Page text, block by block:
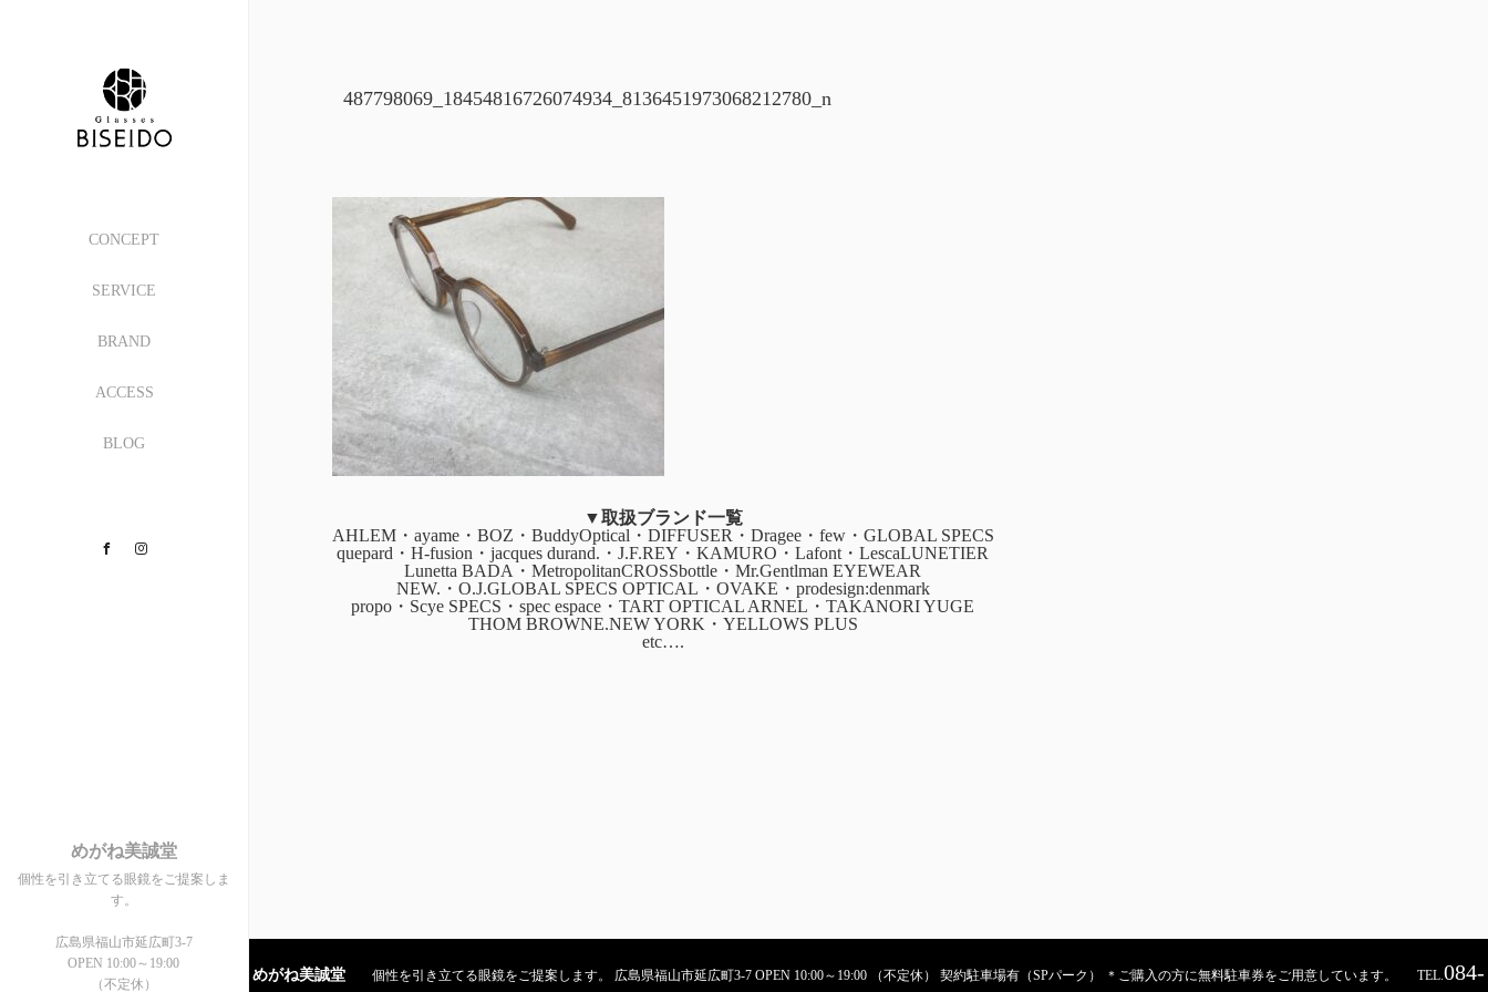
CONCEPT
SERVICE
BRAND
ACCESS
BLOG
Facebook
めがね美誠堂
個性を引き立てる眼鏡をご提案しま
す。
広島県福山市延広町3-7
OPEN 10:00～19:00
（不定休）
487798069_18454816726074934_8136451973068212780_n
▼取扱ブランド一覧
AHLEM・ayame・BOZ・BuddyOptical・DIFFUSER・Dragee・few・GLOBAL SPECS
quepard・H-fusion・jacques durand.・J.F.REY・KAMURO・Lafont・LescaLUNETIER
Lunetta BADA・MetropolitanCROSSbottle・Mr.Gentlman EYEWEAR
NEW.・O.J.GLOBAL SPECS OPTICAL・OVAKE・prodesign:denmark
propo・Scye SPECS・spec espace・TART OPTICAL ARNEL・TAKANORI YUGE
THOM BROWNE.NEW YORK・YELLOWS PLUS
etc….
めがね美誠堂 個性を引き立てる眼鏡をご提案します。 広島県福山市延広町3-7 OPEN 10:00～19:00 （不定休） 契約駐車場有（SPパーク） ＊ご購入の方に無料駐車券をご用意しています。 TEL.084-